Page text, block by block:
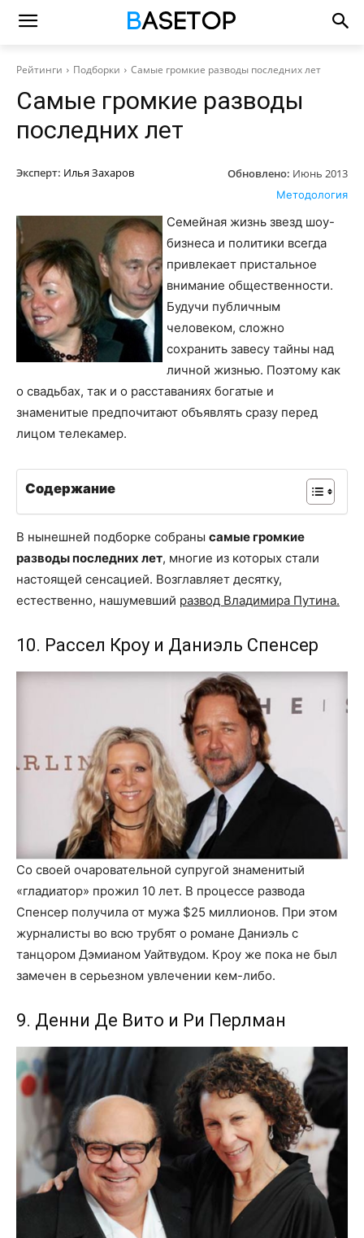
Рейтинги Подборки Самые громкие разводы последних лет
Самые громкие разводы
последних лет
Эксперт: Илья Захаров Обновлено: Июнь 2013
Методология
Семейная жизнь звезд шоу-
бизнеса и политики всегда
привлекает пристальное
внимание общественности.
Будучи публичным
человеком, сложно
сохранить завесу тайны над
личной жизнью. Поэтому как
о свадьбах, так и о расставаниях богатые и
знаменитые предпочитают объявлять сразу перед
лицом телекамер.
Содержание
В нынешней подборке собраны самые громкие
разводы последних лет, многие из которых стали
настоящей сенсацией. Возглавляет десятку,
естественно, нашумевший развод Владимира Путина.
10. Рассел Кроу и Даниэль Спенсер
Со своей очаровательной супругой знаменитый
«гладиатор» прожил 10 лет. В процессе развода
Спенсер получила от мужа $25 миллионов. При этом
журналисты во всю трубят о романе Даниэль с
танцором Дэмианом Уайтвудом. Кроу же пока не был
замечен в серьезном увлечении кем-либо.
9. Денни Де Вито и Ри Перлман